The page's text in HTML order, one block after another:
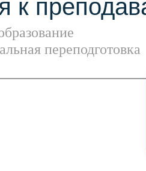
переподготовка
к